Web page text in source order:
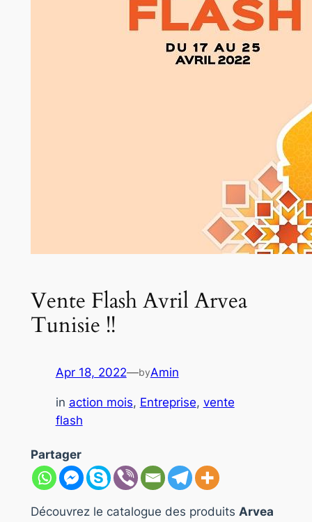
Vente Flash Avril Arvea
Tunisie !!
Apr 18, 2022—byAmin
in action mois, Entreprise, vente
flash
Partager
Découvrez le catalogue des produits Arvea